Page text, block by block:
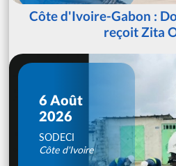
Côte d'Ivoire-Gabon :
reçoit Zita
6 Août
2026
SODECI
Côte d'Ivoire